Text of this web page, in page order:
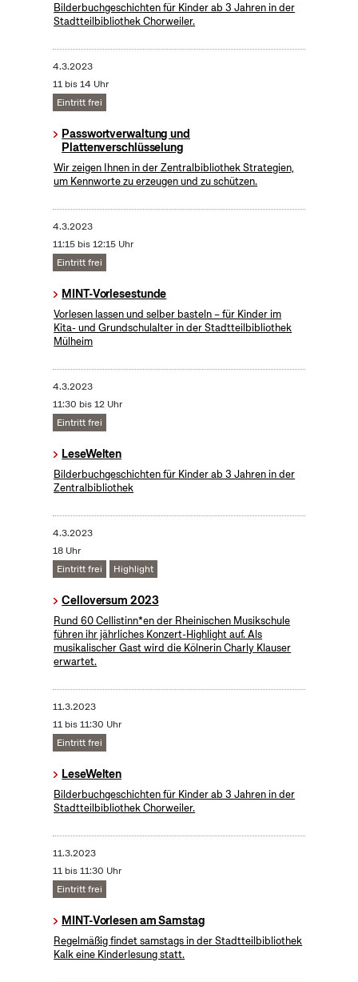
Bilderbuchgeschichten für Kinder ab 3 Jahren in der
Stadtteilbibliothek Chorweiler.
4.3.2023
11 bis 14 Uhr
Eintritt frei
Passwortverwaltung und
Plattenverschlüsselung
Wir zeigen Ihnen in der Zentralbibliothek Strategien,
um Kennworte zu erzeugen und zu schützen.
4.3.2023
11:15 bis 12:15 Uhr
Eintritt frei
MINT-Vorlesestunde
Vorlesen lassen und selber basteln – für Kinder im
Kita- und Grundschulalter in der Stadtteilbibliothek
Mülheim
4.3.2023
11:30 bis 12 Uhr
Eintritt frei
LeseWelten
Bilderbuchgeschichten für Kinder ab 3 Jahren in der
Zentralbibliothek
4.3.2023
18 Uhr
Eintritt frei
Highlight
Celloversum 2023
Rund 60 Cellistinn*en der Rheinischen Musikschule
führen ihr jährliches Konzert-Highlight auf. Als
musikalischer Gast wird die Kölnerin Charly Klauser
erwartet.
11.3.2023
11 bis 11:30 Uhr
Eintritt frei
LeseWelten
Bilderbuchgeschichten für Kinder ab 3 Jahren in der
Stadtteilbibliothek Chorweiler.
11.3.2023
11 bis 11:30 Uhr
Eintritt frei
MINT-Vorlesen am Samstag
Regelmäßig findet samstags in der Stadtteilbibliothek
Kalk eine Kinderlesung statt.